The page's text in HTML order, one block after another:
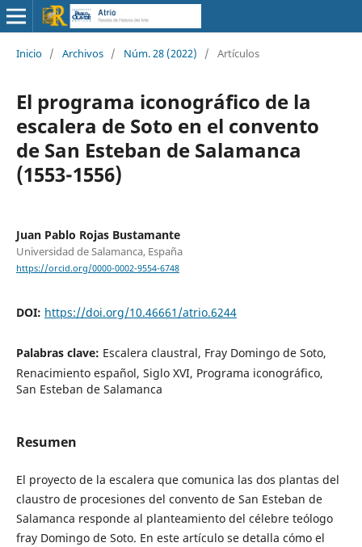
Inicio / Archivos / Núm. 28 (2022) / Artículos
El programa iconográfico de la
escalera de Soto en el convento
de San Esteban de Salamanca
(1553-1556)
Juan Pablo Rojas Bustamante
Universidad de Salamanca, España
https://orcid.org/0000-0002-9554-6748
DOI: https://doi.org/10.46661/atrio.6244
Palabras clave: Escalera claustral, Fray Domingo de Soto,
Renacimiento español, Siglo XVI, Programa iconográfico,
San Esteban de Salamanca
Resumen
El proyecto de la escalera que comunica las dos plantas del
claustro de procesiones del convento de San Esteban de
Salamanca responde al planteamiento del célebre teólogo
fray Domingo de Soto. En este artículo se detalla cómo el